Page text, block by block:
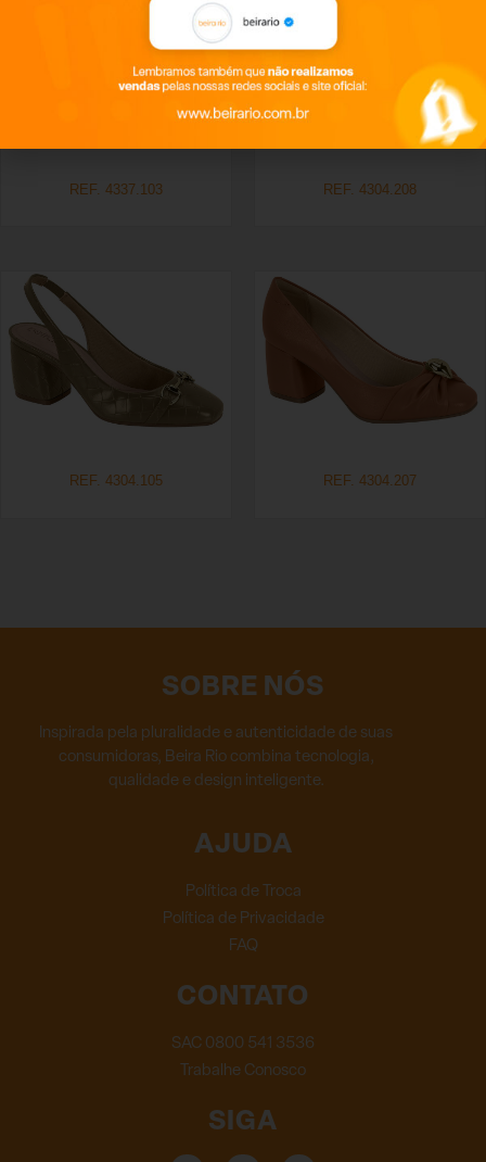
REF. 4337.103 REF. 4304.208
REF. 4304.105 REF. 4304.207
SOBRE NÓS
Inspirada pela pluralidade e autenticidade de suas
consumidoras, Beira Rio combina tecnologia,
qualidade e design inteligente.
AJUDA
Política de Troca
Política de Privacidade
FAQ
CONTATO
SAC 0800 541 3536
Trabalhe Conosco
SIGA